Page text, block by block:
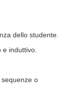
dello studente.
e induttivo.
o